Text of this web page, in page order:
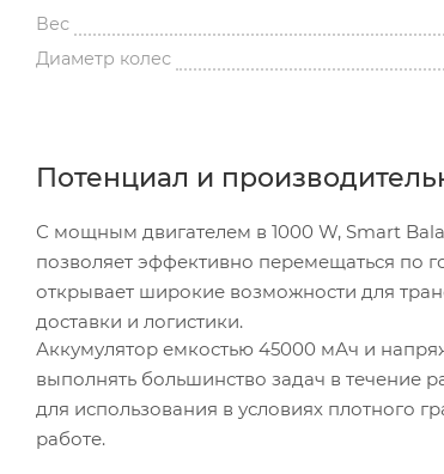
Вес
Диаметр колес
Потенциал и
С мощным двигателем в 1000 W, Smart
позволяет эффективно перемещаться по
открывает широкие возможности для
доставки и логистики.
Аккумулятор емкостью 45000 мАч и
выполнять большинство задач в течение
для использования в условиях плотного
работе.